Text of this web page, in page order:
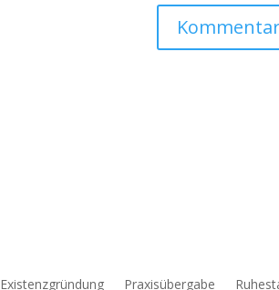
Existenzgründung Praxisübergabe